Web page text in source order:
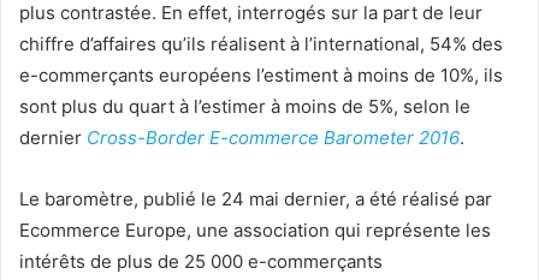
plus contrastée. En effet, interrogés sur la part de leur
chiffre d’affaires qu’ils réalisent à l’international, 54% des
e-commerçants européens l’estiment à moins de 10%, ils
sont plus du quart à l’estimer à moins de 5%, selon le
dernier Cross-Border E-commerce Barometer 2016.
Le baromètre, publié le 24 mai dernier, a été réalisé par
Ecommerce Europe, une association qui représente les
intérêts de plus de 25 000 e-commerçants